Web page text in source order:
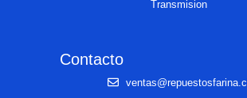
Transmision
Contacto
ventas@repuestosfarina.cl